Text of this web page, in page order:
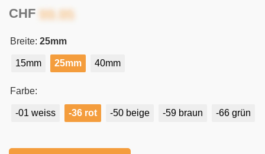
CHF
Breite: 25mm
15mm 25mm 40mm
Farbe:
-01 weiss -36 rot -50 beige -59 braun -66 grün